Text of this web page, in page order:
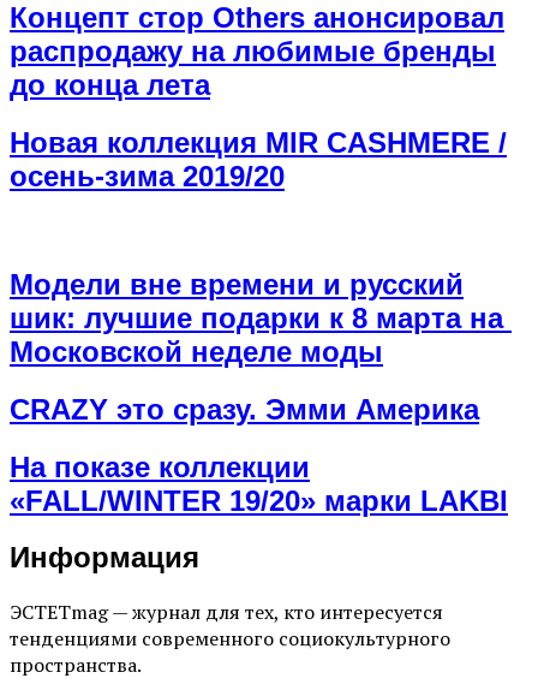
Концепт стор Others анонсировал
распродажу на любимые бренды
до конца лета
Новая коллекция MIR CASHMERE /
осень-зима 2019/20
Модели вне времени и русский
шик: лучшие подарки к 8 марта на
Московской неделе моды
СRAZY это сразу. Эмми Америка
На показе коллекции
«FALL/WINTER 19/20» марки LAKBI
Информация
ЭСТЕТmag — журнал для тех, кто интересуется
тенденциями современного социокультурного
пространства.